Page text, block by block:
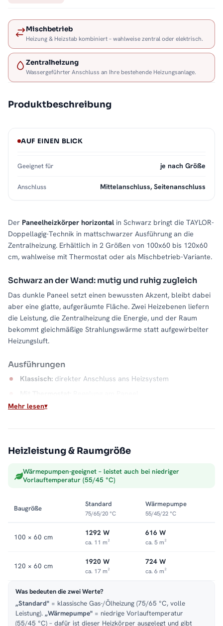
Mischbetrieb
Heizung & Heizstab kombiniert – wahlweise zentral oder elektrisch.
Zentralheizung
Wassergeführter Anschluss an Ihre bestehende Heizungsanlage.
Produktbeschreibung
Der Paneelheizkörper horizontal in Schwarz bringt die TAYLOR-
Doppellagig-Technik in mattschwarzer Ausführung an die
Zentralheizung. Erhältlich in 2 Größen von 100x60 bis 120x60
cm, wahlweise mit Thermostat oder als Mischbetrieb-Variante.
Schwarz an der Wand: mutig und ruhig zugleich
Das dunkle Paneel setzt einen bewussten Akzent, bleibt dabei
aber eine glatte, aufgeräumte Fläche. Zwei Heizebenen liefern
die Leistung, die Zentralheizung die Energie, und der Raum
bekommt gleichmäßige Strahlungswärme statt aufgewirbelter
Heizungsluft.
Ausführungen
Klassisch: direkter Anschluss ans Heizsystem
Mischbetrieb:
Montage
in der KategorieWandheizkörper.
AUF EINEN BLICK
Geeignet für je nach Größe
Anschluss Mittelanschluss, Seitenanschluss
Mehr lesen
Heizleistung & Raumgröße
Wärmepumpen-geeignet – leistet auch bei niedriger
Vorlauftemperatur (55/45 °C)
Baugröße
Standard
75/65/20 °C
Wärmepumpe
55/45/22 °C
100 × 60 cm 1292 W
ca. 11 m²
616 W
ca. 5 m²
120 × 60 cm 1920 W
ca. 17 m²
724 W
ca. 6 m²
Was bedeuten die zwei Werte?
„Standard" = klassische Gas-/Ölheizung (75/65 °C, volle
Leistung). „Wärmepumpe" = niedrige Vorlauftemperatur
(55/45 °C) – dafür ist dieser Heizkörper ausgelegt und gibt